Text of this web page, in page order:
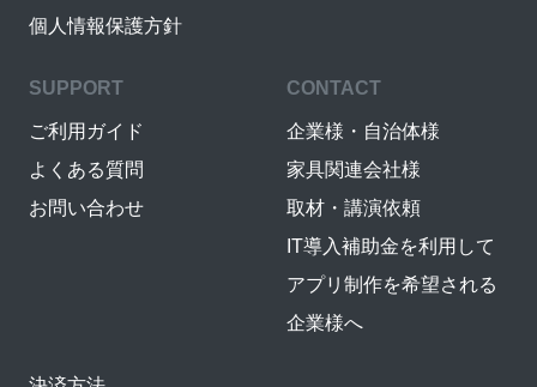
個人情報保護方針
SUPPORT
ご利用ガイド
よくある質問
お問い合わせ
CONTACT
企業様・自治体様
家具関連会社様
取材・講演依頼
IT導入補助金を利用して
アプリ制作を希望される
企業様へ